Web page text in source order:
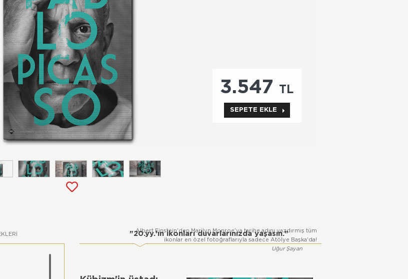
3.547 TL
SEPETE EKLE
"20.yy.'ın ikonları duvarlarınızda yaşasın."
Albert Einstein'den Marilyn Monroe'ya tarihe adını yazdırmış tüm
ikonlar en özel fotoğraflarıyla sadece Atölye Başka'da!
Uğur Şayan